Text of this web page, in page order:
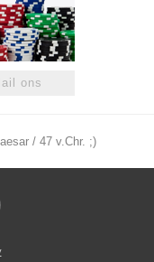
ons
/ 47 v.Chr. ;)